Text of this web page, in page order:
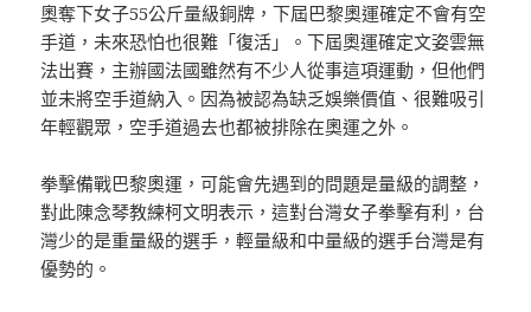
奧奪下女子55公斤量級銅牌，下屆巴黎奧運確定不會有空
手道，未來恐怕也很難「復活」。下屆奧運確定文姿雲無
法出賽，主辦國法國雖然有不少人從事這項運動，但他們
並未將空手道納入。因為被認為缺乏娛樂價值、很難吸引
年輕觀眾，空手道過去也都被排除在奧運之外。
拳擊備戰巴黎奧運，可能會先遇到的問題是量級的調整，
對此陳念琴教練柯文明表示，這對台灣女子拳擊有利，台
灣少的是重量級的選手，輕量級和中量級的選手台灣是有
優勢的。